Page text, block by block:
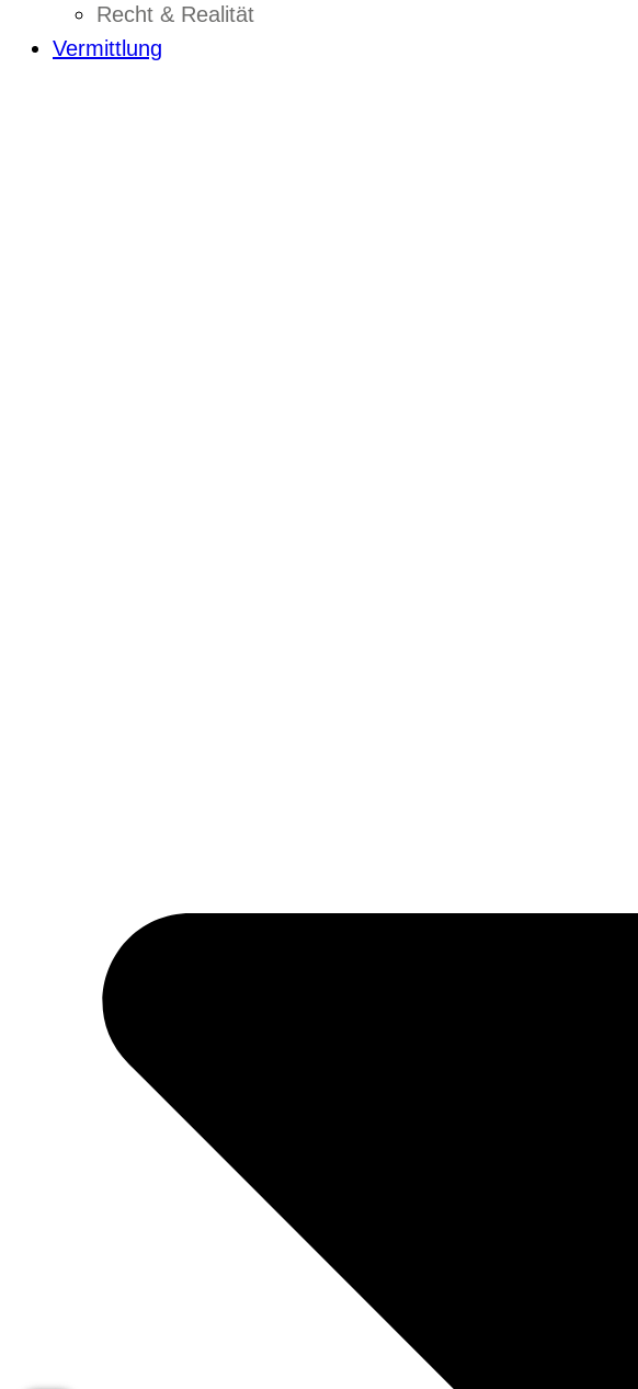
Recht & Realität
Vermittlung